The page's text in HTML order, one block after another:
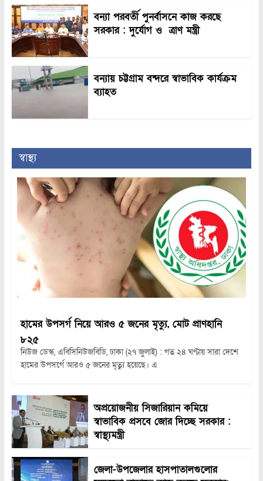
বন্যা পরবর্তী পুনর্বাসনে কাজ করছে
সরকার : দুর্যোগ ও ত্রাণ মন্ত্রী
বন্যায় চট্টগ্রাম বন্দরে স্বাভাবিক কার্যক্রম
ব্যাহত
স্বাস্থ্য
হামের উপসর্গ নিয়ে আরও ৫ জনের মৃত্যু, মোট প্রাণহানি
৮২৫
নিউজ ডেস্ক, এবিসিনিউজবিডি, ঢাকা (২৭ জুলাই) : গত ২৪ ঘণ্টায় সারা দেশে
হামের উপসর্গে আরও ৫ জনের মৃত্যু হয়েছে। এ
অপ্রয়োজনীয় সিজারিয়ান কমিয়ে
স্বাভাবিক প্রসবে জোর দিচ্ছে সরকার :
স্বাস্থ্যমন্ত্রী
জেলা-উপজেলার হাসপাতালগুলোর